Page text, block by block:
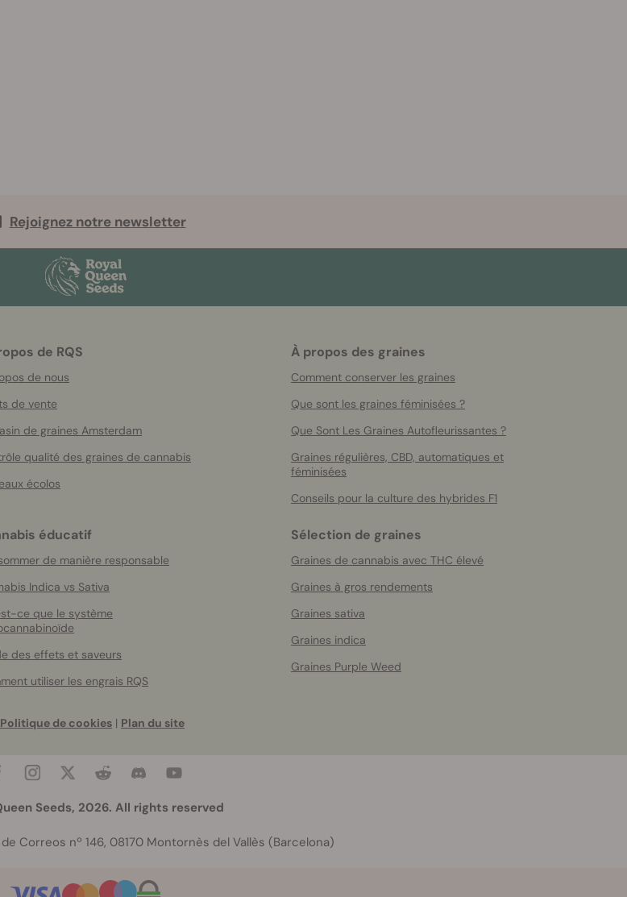
Rejoignez notre newsletter
de RQS
de nous
de vente
de graines Amsterdam
qualité des graines de cannabis
écolos
À propos des graines
Comment conserver les graines
Que sont les graines féminisées ?
Que Sont Les Graines Autofleurissantes ?
Graines régulières, CBD, automatiques et
féminisées
Conseils pour la culture des hybrides F1
éducatif
de manière responsable
Indica vs Sativa
ce que le système
des effets et saveurs
utiliser les engrais RQS
Sélection de graines
Graines de cannabis avec THC élevé
Graines à gros rendements
Graines sativa
Graines indica
Graines Purple Weed
Politique de cookies | Plan du site
Seeds, 2026. All rights reserved
Correos nº 146, 08170 Montornès del Vallès (Barcelona)